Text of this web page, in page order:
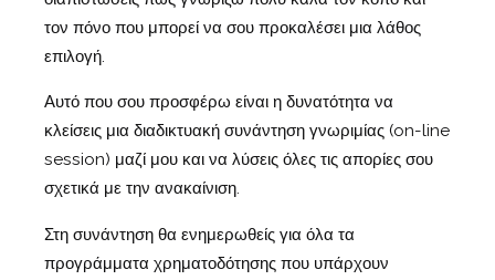
τον πόνο που μπορεί να σου προκαλέσει μια λάθος
επιλογή.
Αυτό που σου προσφέρω είναι η δυνατότητα να
κλείσεις μια διαδικτυακή συνάντηση γνωριμίας (on-line
session) μαζί μου και να λύσεις όλες τις απορίες σου
σχετικά με την ανακαίνιση.
Στη συνάντηση θα ενημερωθείς για όλα τα
προγράμματα χρηματοδότησης που υπάρχουν